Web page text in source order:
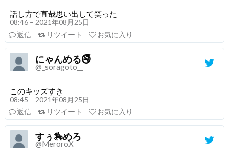
話し方で直哉思い出して笑った
08:46 – 2021年08月25日
返信
リツイート お気に入り
にゃんめる🚭
@_soragoto__
このキッズすき
08:45 – 2021年08月25日
返信
リツイート お気に入り
すぅ🏇めろ
@MeroroX